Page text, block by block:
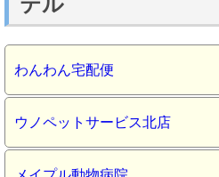
テル
わんわん宅配便
ウノペットサービス北店